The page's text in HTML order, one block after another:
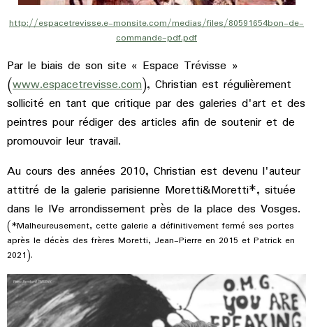
http://espacetrevisse.e-monsite.com/medias/files/80591654bon-de-
commande-pdf.pdf
Par le biais de son site « Espace Trévisse »
(www.espacetrevisse.com), Christian est régulièrement
sollicité en tant que critique par des galeries d'art et des
peintres pour rédiger des articles afin de soutenir et de
promouvoir leur travail.
Au cours des années 2010, Christian est devenu l'auteur
attitré de la galerie parisienne Moretti&Moretti*, située
dans le IVe arrondissement près de la place des Vosges.
(*Malheureusement, cette galerie a définitivement fermé ses portes
après le décès des frères Moretti, Jean-Pierre en 2015 et Patrick en
2021).